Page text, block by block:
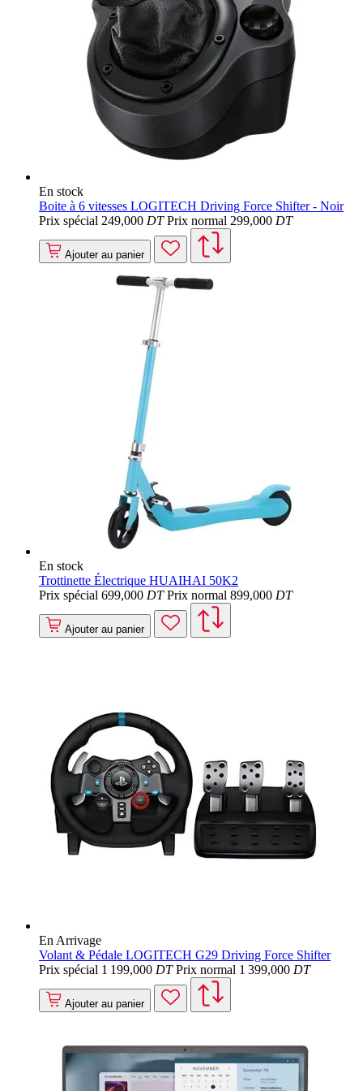
En stock
Boite à 6 vitesses LOGITECH Driving Force Shifter - Noir
Prix spécial 249,000 DT Prix normal 299,000 DT
Ajouter au panier
En stock
Trottinette Électrique HUAIHAI 50K2
Prix spécial 699,000 DT Prix normal 899,000 DT
Ajouter au panier
En Arrivage
Volant & Pédale LOGITECH G29 Driving Force Shifter
Prix spécial 1 199,000 DT Prix normal 1 399,000 DT
Ajouter au panier